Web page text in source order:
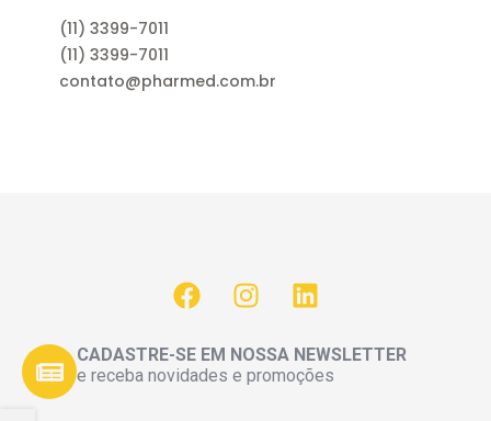
(11) 3399-7011
(11) 3399-7011
contato@pharmed.com.br
CADASTRE-SE EM NOSSA NEWSLETTER
e receba novidades e promoções